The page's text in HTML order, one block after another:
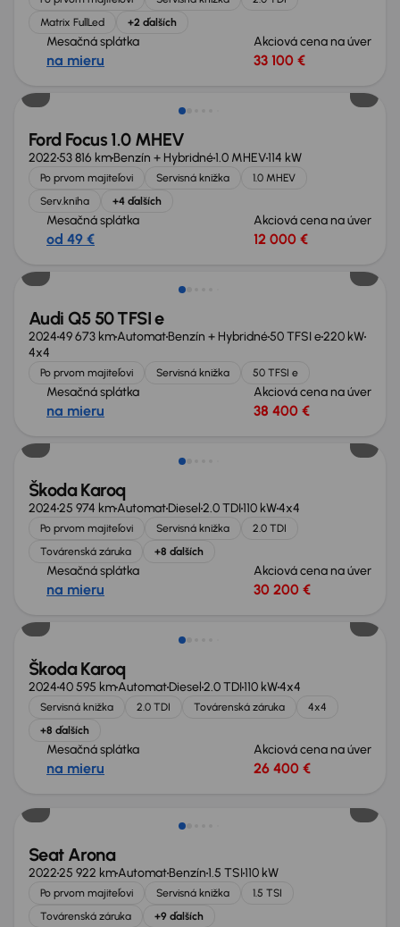
Matrix FullLed
+2 ďalších
Mesačná splátka
na mieru
Akciová cena na úver
33 100 €
Ford Focus 1.0 MHEV
202253 816 kmBenzín + Hybridné1.0 MHEV114 kW
Po prvom majiteľovi Servisná knižka
1.0 MHEV
Serv.kniha
+4 ďalších
Mesačná splátka
od 49 €
Akciová cena na úver
12 000 €
Možnosť odpočtu DPH
Audi Q5 50 TFSI e
202449 673 kmAutomatBenzín + Hybridné50 TFSI e220 kW
4x4
Po prvom majiteľovi Servisná knižka 50 TFSI e
Mesačná splátka
na mieru
Akciová cena na úver
38 400 €
Zlacnené o 3 100 €
Škoda Karoq
202425 974 kmAutomatDiesel2.0 TDI110 kW4x4
Po prvom majiteľovi Servisná knižka
2.0 TDI
Továrenská záruka
+8 ďalších
Mesačná splátka
na mieru
Akciová cena na úver
30 200 €
Zlacnené o 2 000 €
Škoda Karoq
202440 595 kmAutomatDiesel2.0 TDI110 kW4x4
Servisná knižka 2.0 TDI Továrenská záruka
4x4
+8 ďalších
Mesačná splátka
na mieru
Akciová cena na úver
26 400 €
Seat Arona
202225 922 kmAutomatBenzín1.5 TSI110 kW
Po prvom majiteľovi Servisná knižka
1.5 TSI
Továrenská záruka
+9 ďalších